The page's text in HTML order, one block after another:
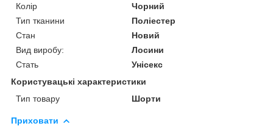
Колір
Чорний
Тип тканини
Поліестер
Стан
Новий
Вид виробу:
Лосини
Стать
Унісекс
Користувацькі характеристики
Тип товару
Шорти
Приховати